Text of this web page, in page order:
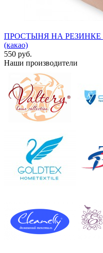
ПРОСТЫНЯ НА РЕЗИНКЕ
(какао)
550 руб.
Наши производители